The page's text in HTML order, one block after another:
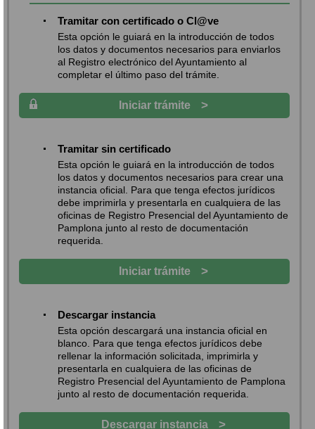
Tramitar con certificado o Cl@ve
Esta opción le guiará en la introducción de todos
los datos y documentos necesarios para enviarlos
al Registro electrónico del Ayuntamiento al
completar el último paso del trámite.
Iniciar trámite >
Tramitar sin certificado
Esta opción le guiará en la introducción de todos
los datos y documentos necesarios para crear una
instancia oficial. Para que tenga efectos jurídicos
debe imprimirla y presentarla en cualquiera de las
oficinas de Registro Presencial del Ayuntamiento de
Pamplona junto al resto de documentación
requerida.
Iniciar trámite >
Descargar instancia
Esta opción descargará una instancia oficial en
blanco. Para que tenga efectos jurídicos debe
rellenar la información solicitada, imprimirla y
presentarla en cualquiera de las oficinas de
Registro Presencial del Ayuntamiento de Pamplona
junto al resto de documentación requerida.
Descargar instancia >